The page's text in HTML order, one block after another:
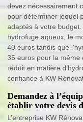
devez nécessairement
pour déterminer lequel
adaptés à votre
hydrofuge aqueux, le
40 euros tandis que
35 euros pour la même
réduit en matière
confiance à KW
Demandez à
établir votre devis
L’entreprise KW